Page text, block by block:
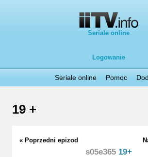
Seriale online
Logowanie
Seriale online Pomoc
19 +
« Poprzedni epizod
s05e365 19+